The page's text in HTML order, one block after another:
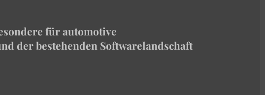
für automotive
der bestehenden Softwarelandschaft